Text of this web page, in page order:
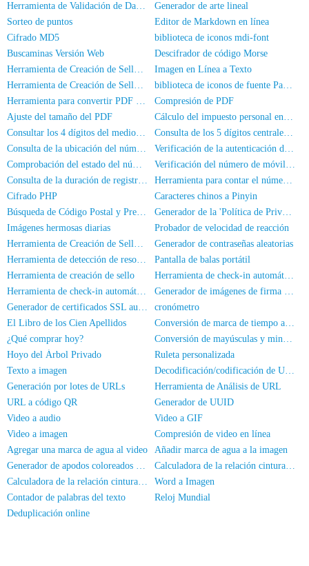
Herramienta de Validación de Datos JSON
Generador de arte lineal
Sorteo de puntos
Editor de Markdown en línea
Cifrado MD5
biblioteca de iconos mdi-font
Buscaminas Versión Web
Descifrador de código Morse
Herramienta de Creación de Sellos de Nombre Completo
Imagen en Línea a Texto
Herramienta de Creación de Sellos Ovales
biblioteca de iconos de fuente PaymentFont
Herramienta para convertir PDF a imagen
Compresión de PDF
Ajuste del tamaño del PDF
Cálculo del impuesto personal en línea
Consultar los 4 dígitos del medio del número de teléfono
Consulta de los 5 dígitos centrales de un número de teléfono
Consulta de la ubicación del número de teléfono móvil
Verificación de la autenticación de nombre real del número de móvil
Comprobación del estado del número de teléfono
Verificación del número de móvil y el nombre
Consulta de la duración de registro del número de móvil
Herramienta para contar el número de personas en las fotos
Cifrado PHP
Caracteres chinos a Pinyin
Búsqueda de Código Postal y Prefijo de Área
Generador de la 'Política de Privacidad' de una App
Imágenes hermosas diarias
Probador de velocidad de reacción
Herramienta de Creación de Sellos Cuadrados
Generador de contraseñas aleatorias
Herramienta de detección de resolución de pantalla
Pantalla de balas portátil
Herramienta de creación de sello
Herramienta de check-in automático HadSky
Herramienta de check-in automático universal
Generador de imágenes de firma manuscrita
Generador de certificados SSL autofirmados
cronómetro
El Libro de los Cien Apellidos
Conversión de marca de tiempo a fecha/hora
¿Qué comprar hoy?
Conversión de mayúsculas y minúsculas
Hoyo del Árbol Privado
Ruleta personalizada
Texto a imagen
Decodificación/codificación de URL en línea
Generación por lotes de URLs
Herramienta de Análisis de URL
URL a código QR
Generador de UUID
Video a audio
Video a GIF
Video a imagen
Compresión de video en línea
Agregar una marca de agua al video
Añadir marca de agua a la imagen
Generador de apodos coloreados para WeChat
Calculadora de la relación cintura-cadera
Calculadora de la relación cintura-altura
Word a Imagen
Contador de palabras del texto
Reloj Mundial
Deduplicación online